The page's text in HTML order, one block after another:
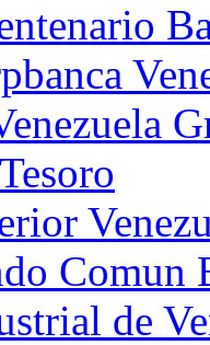
Comun
de